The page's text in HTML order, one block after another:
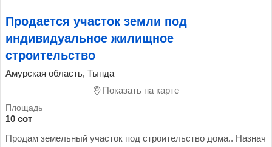
Продается участок земли под
индивидуальное жилищное
строительство
Амурская область, Тында
Показать на карте
10 сот
Продам земельный участок под строительство дома.. Назнач